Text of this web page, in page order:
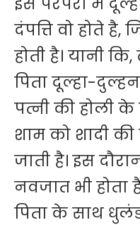
दंपत्ति वो होते
होती है। यानी
पिता दूल्हा-
पत्नी की होली
शाम को शादी
जाती है। इस
नवजात भी होता
पिता के साथ